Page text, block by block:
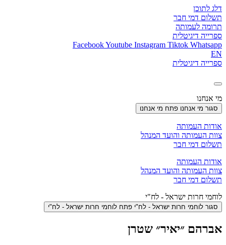
דלג לתוכן
תשלום דמי חבר
תרומה לעמותה
ספרייה דיגיטלית
FacebookYoutube Instagram Tiktok Whatsapp
EN
ספרייה דיגיטלית
מי אנחנו
סגור מי אנחנו פתח מי אנחנו
אודות העמותה
צוות העמותה והועד המנהל
תשלום דמי חבר
אודות העמותה
צוות העמותה והועד המנהל
תשלום דמי חבר
לוחמי חרות ישראל - לח"י
סגור לוחמי חרות ישראל - לח"י פתח לוחמי חרות ישראל - לח"י
אברהם ״יאיר״ שטרן